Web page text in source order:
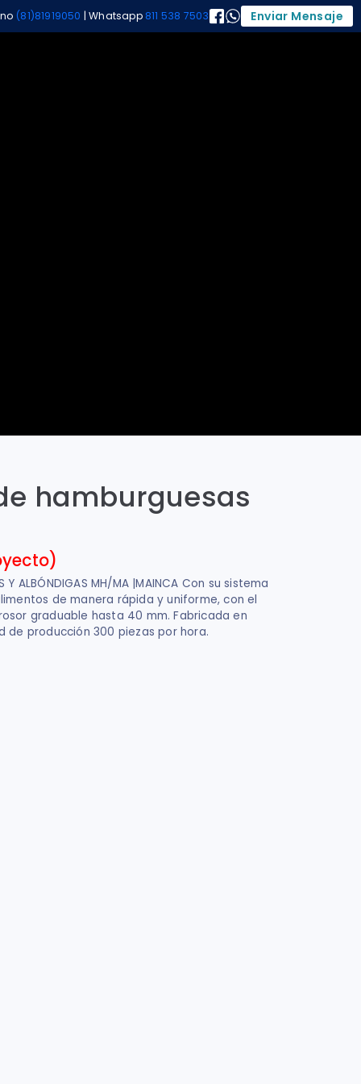
(81)81919050 | Whatsapp 811 538 7503 Enviar Mensaje
hamburguesas
Y ALBÓNDIGAS MH/MA |MAINCA Con su sistema
de manera rápida y uniforme, con el
graduable hasta 40 mm. Fabricada en
de producción 300 piezas por hora.